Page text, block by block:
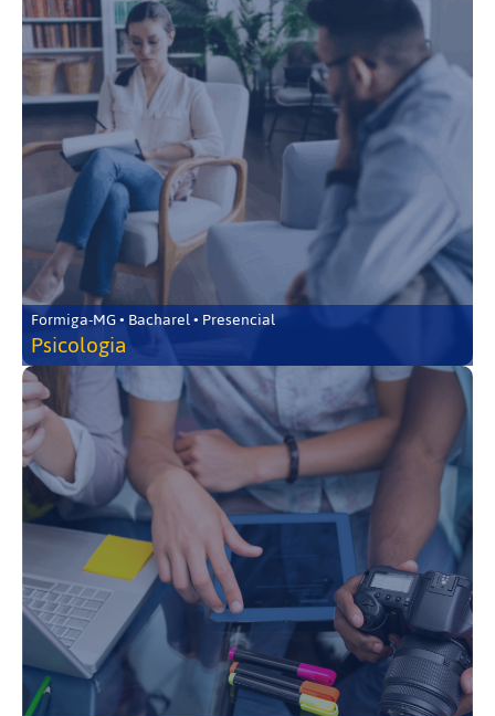
Formiga-MG • Bacharel • Presencial
Psicologia